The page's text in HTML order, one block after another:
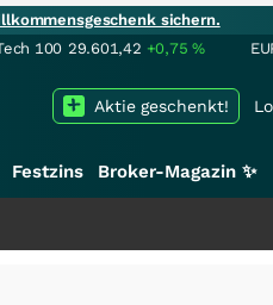
sichern.
100 29.601,42 +0,75%
Aktie geschenkt!
Festzins Broker-Magazin ✨